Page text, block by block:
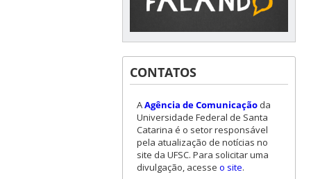
CONTATOS
AAgência de Comunicaçãoda
Universidade Federal de Santa
Catarina é o setor responsável
pela atualização de notícias no
site da UFSC. Para solicitar uma
divulgação, acesse o site.